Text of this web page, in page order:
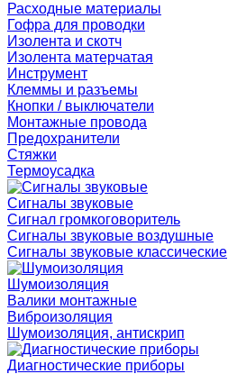
Расходные материалы
Гофра для проводки
Изолента и скотч
Изолента матерчатая
Инструмент
Клеммы и разъемы
Кнопки / выключатели
Монтажные провода
Предохранители
Стяжки
Термоусадка
Сигналы звуковые
Сигнал громкоговоритель
Сигналы звуковые воздушные
Сигналы звуковые классические
Шумоизоляция
Валики монтажные
Виброизоляция
Шумоизоляция, антискрип
Диагностические приборы